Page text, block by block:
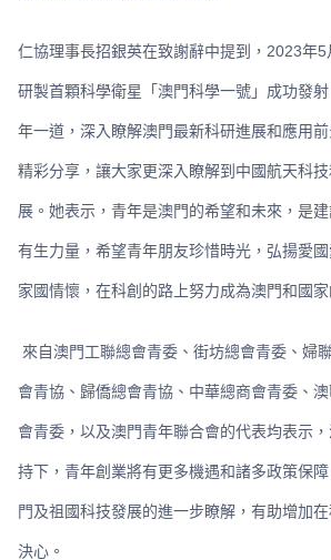
仁協理事長招銀英在致謝辭中提到，2023年
研製首顆科學衛星「澳門科學一號」成功發
年一道，深入瞭解澳門最新科研進展和應用
精彩分享，讓大家更深入瞭解到中國航天科
展。她表示，青年是澳門的希望和未來，是
有生力量，希望青年朋友珍惜時光，弘揚愛
家國情懷，在科創的路上努力成為澳門和國家
來自澳門工聯總會青委、街坊總會青委、婦
會青協、歸僑總會青協、中華總商會青委、
會青委，以及澳門青年聯合會的代表均表示
持下，青年創業將有更多機遇和諸多政策保
門及祖國科技發展的進一步瞭解，有助增加
決心。